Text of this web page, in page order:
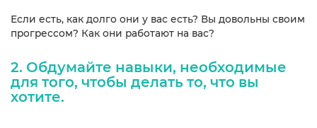
Если есть, как долго они у вас есть? Вы довольны своим
прогрессом? Как они работают на вас?
2. Обдумайте навыки, необходимые
для того, чтобы делать то, что вы
хотите.